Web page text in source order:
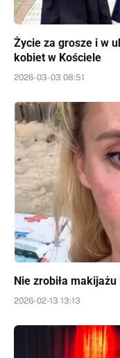
Życie za grosze i w
kobiet w Kościele
2026-03-03 08:51
Nie zrobiła
2026-02-13 13:13